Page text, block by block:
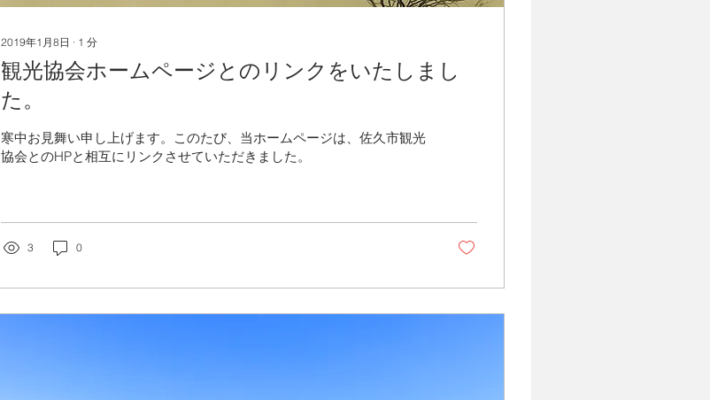
2019年1月8日 ∙ 1 分
観光協会ホームページとのリンクをいたしまし
た。
寒中お見舞い申し上げます。このたび、当ホームページは、佐久市観光
協会とのHPと相互にリンクさせていただきました。
3 0